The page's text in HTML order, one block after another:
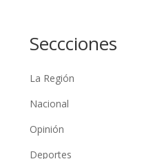
Seccciones
La Región
Nacional
Opinión
Deportes